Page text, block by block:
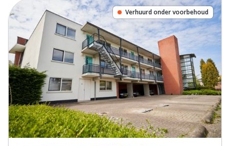
Verhuurd onder voorbehoud